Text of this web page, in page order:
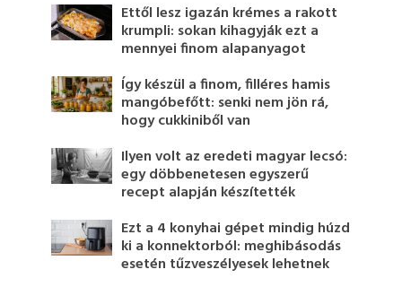
Ettől lesz igazán krémes a rakott
krumpli: sokan kihagyják ezt a
mennyei finom alapanyagot
Így készül a finom, filléres hamis
mangóbefőtt: senki nem jön rá,
hogy cukkiniből van
Ilyen volt az eredeti magyar lecsó:
egy döbbenetesen egyszerű
recept alapján készítették
Ezt a 4 konyhai gépet mindig húzd
ki a konnektorból: meghibásodás
esetén tűzveszélyesek lehetnek